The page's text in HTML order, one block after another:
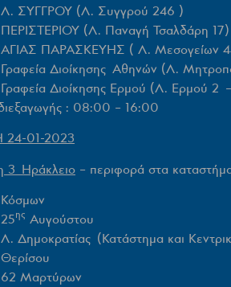
Λ. ΣΥΓΓΡΟΥ (Λ. Συγγρού 246 )
ΠΕΡΙΣΤΕΡΙΟΥ (Λ. Παναγή Τσαλδάρη 17)
ΑΓΙΑΣ ΠΑΡΑΣΚΕΥΗΣ ( Λ. Μεσογείων
Γραφεία Διοίκησης Αθηνών (Λ.
Γραφεία Διοίκησης Ερμού (Λ. Ερμού 2
: 08:00 – 16:00
24-01-2023
3 Ηράκλειο – περιφορά στα
Κόσμων
25ης Αυγούστου
Λ. Δημοκρατίας (Κατάστημα και
Θερίσου
62 Μαρτύρων